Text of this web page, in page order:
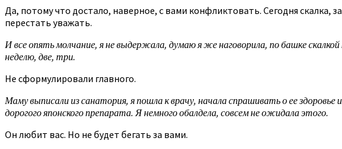
Да, потому что достало, наверное, с вами конфликтовать. Сегодня
перестать уважать.
И все опять молчание, я не выдержала, думаю я же наговорила, по башке
неделю, две, три.
Не сформулировали главного.
Маму выписали из санатория, я пошла к врачу, начала спрашивать о ее
дорогого японского препарата. Я немного обалдела, совсем не ожидала этого.
Он любит вас. Но не будет бегать за вами.